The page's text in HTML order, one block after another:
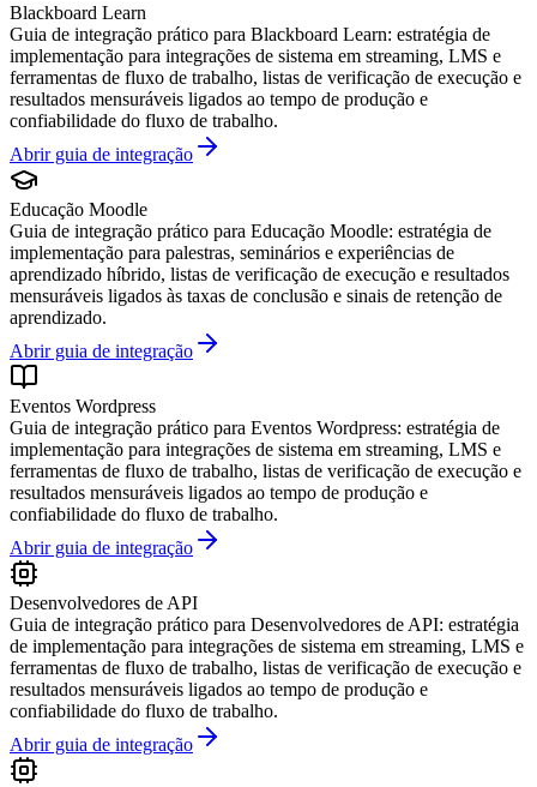
Blackboard Learn
Guia de integração prático para Blackboard Learn: estratégia de
implementação para integrações de sistema em streaming, LMS e
ferramentas de fluxo de trabalho, listas de verificação de execução e
resultados mensuráveis ligados ao tempo de produção e
confiabilidade do fluxo de trabalho.
Abrir guia de integração
Educação Moodle
Guia de integração prático para Educação Moodle: estratégia de
implementação para palestras, seminários e experiências de
aprendizado híbrido, listas de verificação de execução e resultados
mensuráveis ligados às taxas de conclusão e sinais de retenção de
aprendizado.
Abrir guia de integração
Eventos Wordpress
Guia de integração prático para Eventos Wordpress: estratégia de
implementação para integrações de sistema em streaming, LMS e
ferramentas de fluxo de trabalho, listas de verificação de execução e
resultados mensuráveis ligados ao tempo de produção e
confiabilidade do fluxo de trabalho.
Abrir guia de integração
Desenvolvedores de API
Guia de integração prático para Desenvolvedores de API: estratégia
de implementação para integrações de sistema em streaming, LMS e
ferramentas de fluxo de trabalho, listas de verificação de execução e
resultados mensuráveis ligados ao tempo de produção e
confiabilidade do fluxo de trabalho.
Abrir guia de integração